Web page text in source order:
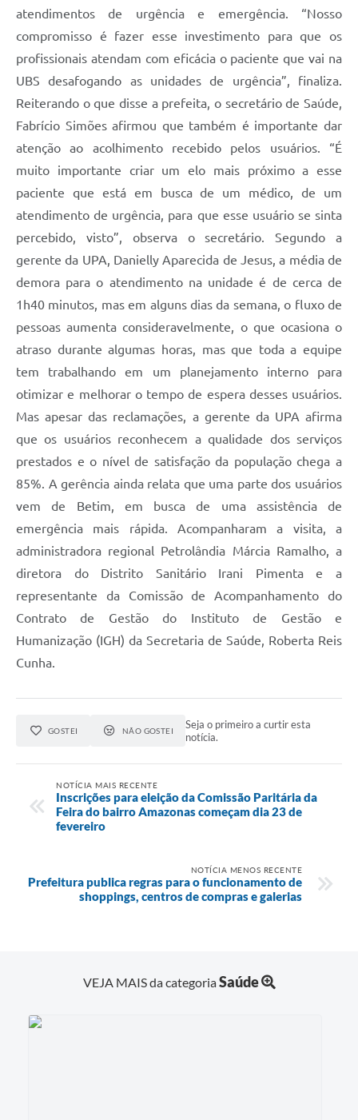
atendimentos de urgência e emergência. “Nosso
compromisso é fazer esse investimento para que os
profissionais atendam com eficácia o paciente que vai na
UBS desafogando as unidades de urgência”, finaliza.
Reiterando o que disse a prefeita, o secretário de Saúde,
Fabrício Simões afirmou que também é importante dar
atenção ao acolhimento recebido pelos usuários. “É
muito importante criar um elo mais próximo a esse
paciente que está em busca de um médico, de um
atendimento de urgência, para que esse usuário se sinta
percebido, visto”, observa o secretário. Segundo a
gerente da UPA, Danielly Aparecida de Jesus, a média de
demora para o atendimento na unidade é de cerca de
1h40 minutos, mas em alguns dias da semana, o fluxo de
pessoas aumenta consideravelmente, o que ocasiona o
atraso durante algumas horas, mas que toda a equipe
tem trabalhando em um planejamento interno para
otimizar e melhorar o tempo de espera desses usuários.
Mas apesar das reclamações, a gerente da UPA afirma
que os usuários reconhecem a qualidade dos serviços
prestados e o nível de satisfação da população chega a
85%. A gerência ainda relata que uma parte dos usuários
vem de Betim, em busca de uma assistência de
emergência mais rápida. Acompanharam a visita, a
administradora regional Petrolândia Márcia Ramalho, a
diretora do Distrito Sanitário Irani Pimenta e a
representante da Comissão de Acompanhamento do
Contrato de Gestão do Instituto de Gestão e
Humanização (IGH) da Secretaria de Saúde, Roberta Reis
Cunha.
GOSTEI NÃO GOSTEI
Seja o primeiro a curtir esta
notícia.
NOTÍCIA MAIS RECENTE
Inscrições para eleição da Comissão Paritária da
Feira do bairro Amazonas começam dia 23 de
fevereiro
NOTÍCIA MENOS RECENTE
Prefeitura publica regras para o funcionamento de
shoppings, centros de compras e galerias
VEJA MAIS da categoriaSaúde